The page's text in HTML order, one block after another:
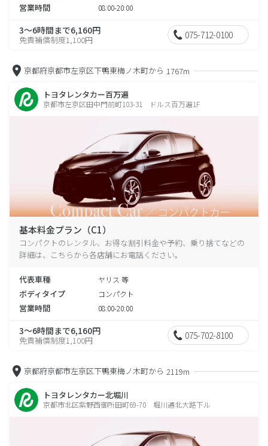
営業時間 08:00-20:00
3～6時間まで6,160円
免責補償制度1,100円 075-712-0100
京都府京都市左京区下鴨東梅ノ木町から 1767m
トヨタレンタカー百万遍
京都市左京区田中門前町103-31 ドルス百万遍1F
基本料金プラン（C1）
コンパクトのレンタル、お得な割引料金や予約、乗り捨てなどの
詳細は、こちらから各店舗にお電話ください。
代表車種 ヤリス 等
ボディタイプ コンパクト
営業時間 08:00-20:00
3～6時間まで6,160円
免責補償制度1,100円 075-702-8100
京都府京都市左京区下鴨東梅ノ木町から 2119m
トヨタレンタカー北堀川
京都市北区紫野西御所田町69-70 堀川通北大路下ル